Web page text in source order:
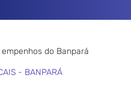
do Banpará
- BANPARÁ